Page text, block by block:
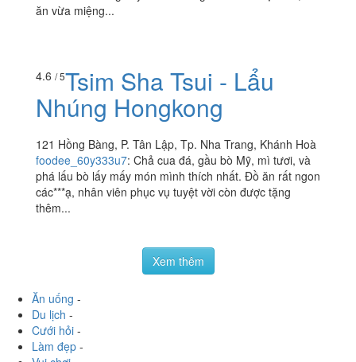
69 Lê Đại Hành, Tp. Nha Trang, Khánh Hoà
tructhuydao:Không gian có lầu thoáng mát. Chỗ ngồi
bình dân nhưng không dơ. Mình gọi mì đen, bánh gạo
và heo bò nướng cay. Nhìn chung nêm nếm đậm đà, đồ
ăn vừa miệng...
Nhúng Hongkong
121 Hồng Bàng, P. Tân Lập, Tp. Nha Trang, Khánh Hoà
foodee_60y333u7
phá lấu bò lấy mấy món mình thích nhất. Đồ ăn rất ngon
các***ạ, nhân viên phục vụ tuyệt vời còn được tặng
thêm...